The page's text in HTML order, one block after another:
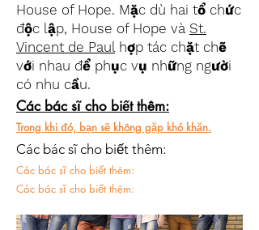
House of Hope. Mặc dù hai tổ chức
độc lập, House of Hope và St.
Vincent de Paulhợp tác chặt chẽ
với nhau để phục vụ những người
có nhu cầu.
Các bác sĩ cho biết thêm:
Trong khi đó, bạn sẽ không gặp khó khăn.
Các bác sĩ cho biết thêm:
Các bác sĩ cho biết thêm:
Các bác sĩ cho biết thêm: